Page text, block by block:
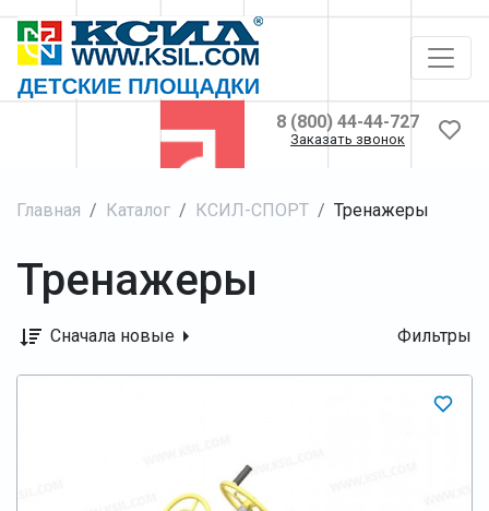
8 (800) 44-44-727
Заказать звонок
Главная Каталог КСИЛ-СПОРТ Тренажеры
Тренажеры
Сначала новые Фильтры